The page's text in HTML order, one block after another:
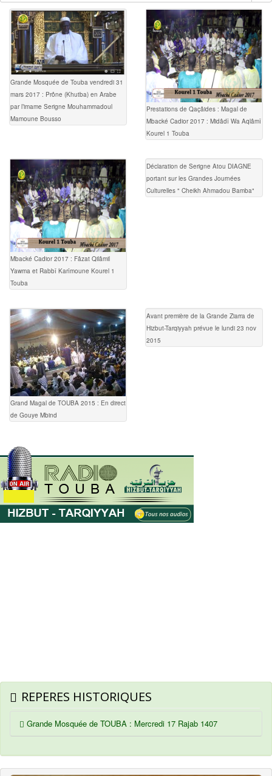
Grande Mosquée de Touba vendredi 31
mars 2017 : Prône (Khutba) en Arabe
par l’imame Serigne Mouhammadoul
Mamoune Bousso
Prestations de Qaçâides : Magal de
Mbacké Cadior 2017 : Midâdî Wa Aqlâmî
Kourel 1 Touba
Mbacké Cadior 2017 : Fâzat Qilâmil
Yawma et Rabbî Karîmoune Kourel 1
Touba
Déclaration de Serigne Atou DIAGNE
portant sur les Grandes Journées
Culturelles " Cheikh Ahmadou Bamba"
Grand Magal de TOUBA 2015 : En direct
de Gouye Mbind
Avant première de la Grande Ziarra de
Hizbut-Tarqiyyah prévue le lundi 23 nov
2015
REPERES HISTORIQUES
Grande Mosquée de TOUBA : Mercredi 17 Rajab 1407